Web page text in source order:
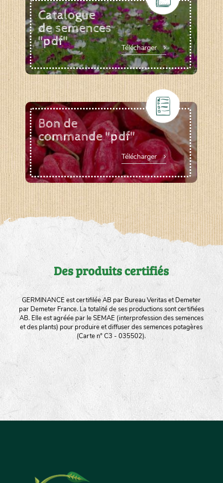
Catalogue
de semences
"pdf"
Télécharger
Bon de
commande "pdf"
Télécharger
Des produits certifiés
GERMINANCE est certifilée AB par Bureau Veritas et Demeter
par Demeter France. La totalité de ses productions sont certifiées
AB. Elle est agréée par le SEMAE (interprofession des semences
et des plants) pour produire et diffuser des semences potagères
(Carte n° C3 - 035502).